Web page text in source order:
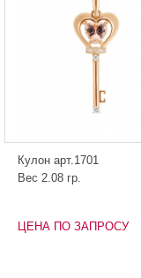
Кулон арт.1701
Вес 2.08 гр.
ЦЕНА ПО ЗАПРОСУ